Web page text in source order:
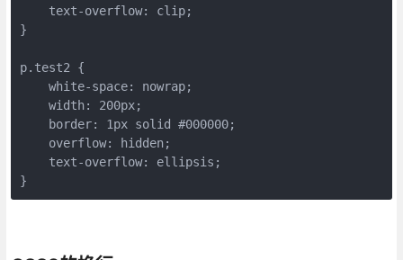
    text-overflow: clip;
}
p.test2 {
    white-space: nowrap;
    width: 200px;
    border: 1px solid #000000;
    overflow: hidden;
    text-overflow: ellipsis;